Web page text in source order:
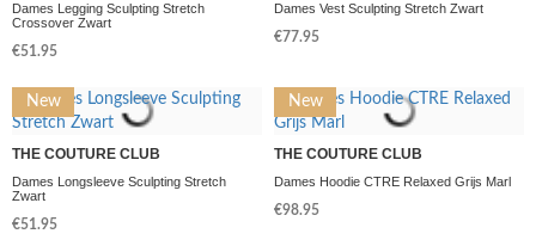
Dames Legging Sculpting Stretch
Crossover Zwart
€51.95
Dames Vest Sculpting Stretch Zwart
€77.95
New
THE COUTURE CLUB
Dames Longsleeve Sculpting Stretch
Zwart
€51.95
New
THE COUTURE CLUB
Dames Hoodie CTRE Relaxed Grijs Marl
€98.95